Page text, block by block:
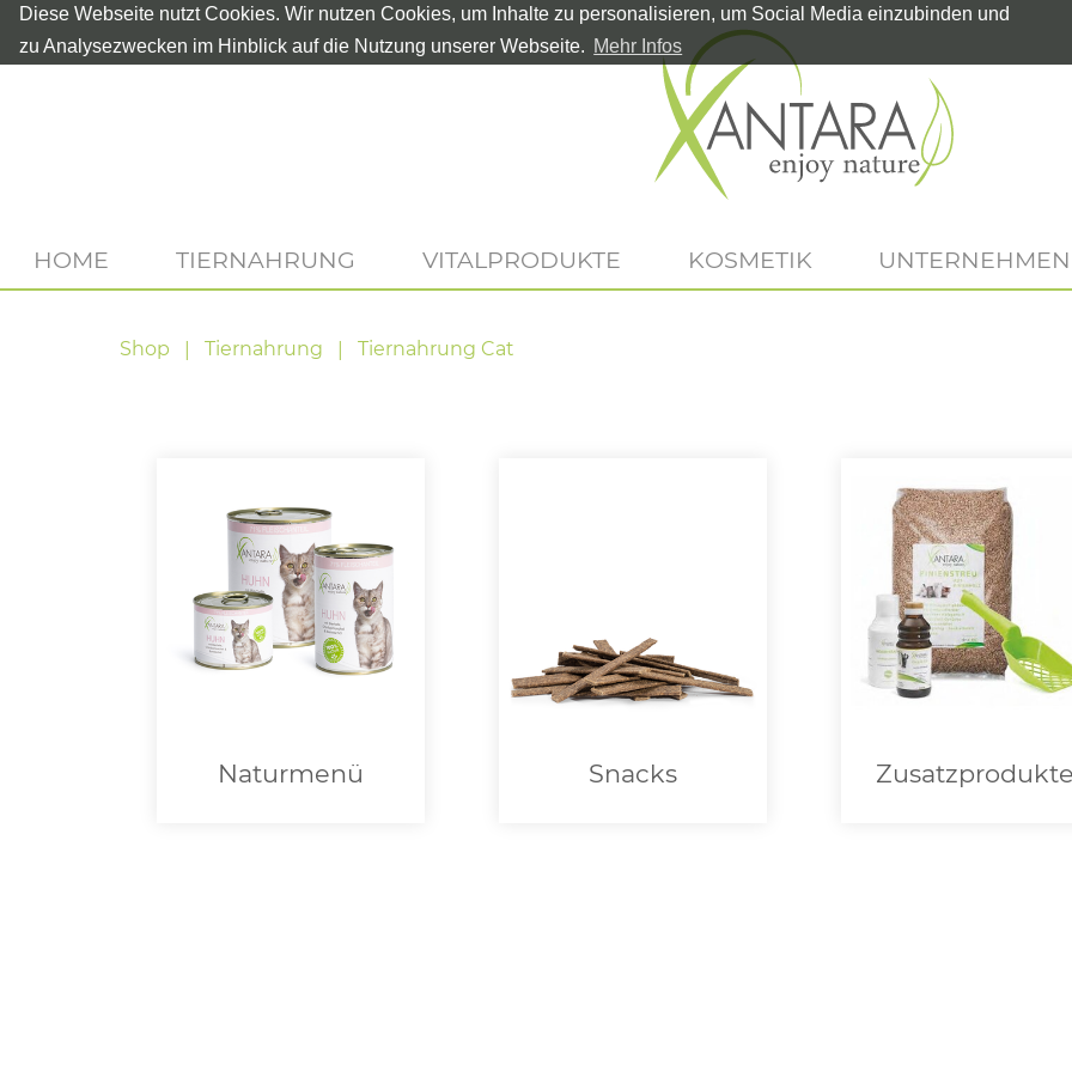
Diese Webseite nutzt Cookies. Wir nutzen Cookies, um Inhalte zu personalisieren, um Social Media einzubinden und
zu Analysezwecken im Hinblick auf die Nutzung unserer Webseite. Mehr Infos
HOME TIERNAHRUNG VITALPRODUKTE KOSMETIK UNTERNEHMEN
Shop Tiernahrung Tiernahrung Cat
Naturmenü Snacks